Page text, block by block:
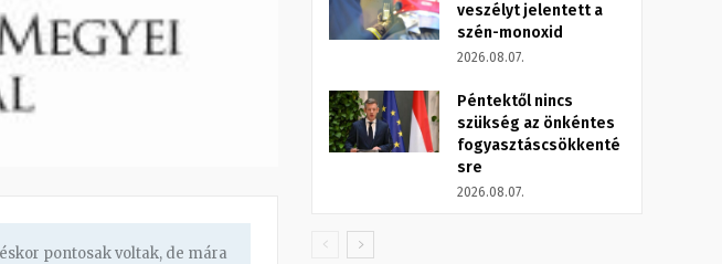
pontosak voltak, de mára
veszélyt jelentett a
szén-monoxid
2026.08.07.
Péntektől nincs
szükség az önkéntes
fogyasztáscsökkenté
sre
2026.08.07.